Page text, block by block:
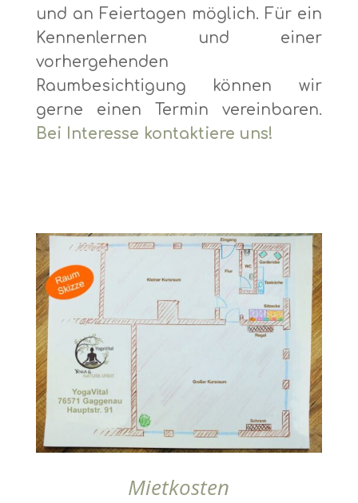
und an Feiertagen möglich. Für ein
Kennenlernen und einer
vorhergehenden
Raumbesichtigung können wir
gerne einen Termin vereinbaren.
Bei Interesse kontaktiere uns!
Mietkosten